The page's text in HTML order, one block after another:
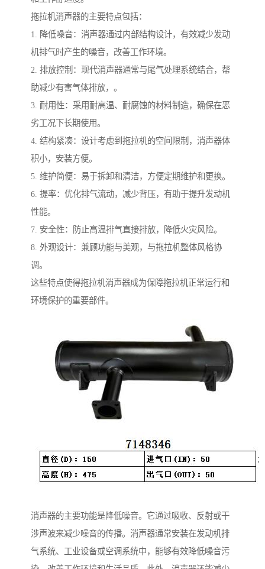
拖拉机消声器的主要特点包括：
1. 降低噪音：消声器通过内部结构设计，有效减少发动
机排气时产生的噪音，改善工作环境。
2. 排放控制：现代消声器通常与尾气处理系统结合，帮
助减少有害气体排放，。
3. 耐用性：采用耐高温、耐腐蚀的材料制造，确保在恶
劣工况下长期使用。
4. 结构紧凑：设计考虑到拖拉机的空间限制，消声器体
积小，安装方便。
5. 维护简便：易于拆卸和清洁，方便定期维护和更换。
6. 提率：优化排气流动，减少背压，有助于提升发动机
性能。
7. 安全性：防止高温排气直接排放，降低火灾风险。
8. 外观设计：兼顾功能与美观，与拖拉机整体风格协
调。
这些特点使得拖拉机消声器成为保障拖拉机正常运行和
环境保护的重要部件。
消声器的主要功能是降低噪音。它通过吸收、反射或干
涉声波来减少噪音的传播。消声器通常安装在发动机排
气系统、工业设备或空调系统中，能够有效降低噪音污